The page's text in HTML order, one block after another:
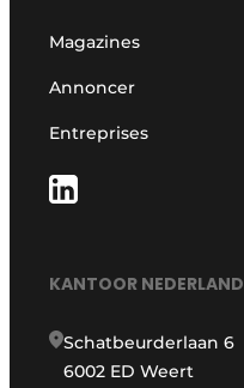
Magazines
Annoncer
Entreprises
KANTOOR NEDERLAND
Schatbeurderlaan 6
6002 ED Weert